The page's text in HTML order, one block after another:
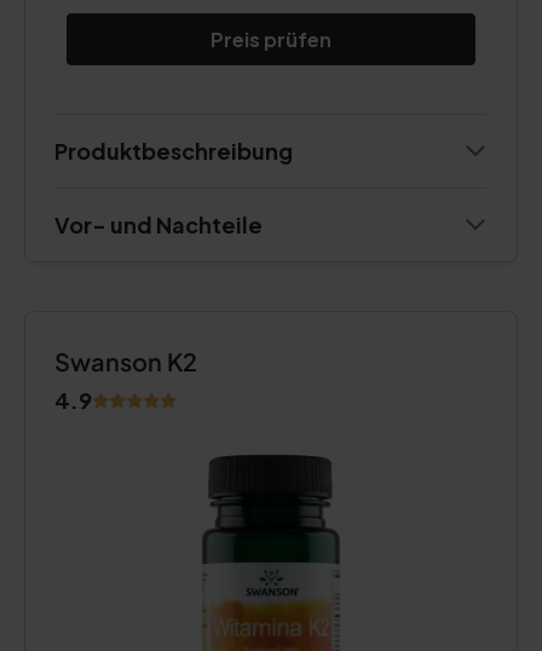
Preis prüfen
Produktbeschreibung
Vor- und Nachteile
Swanson K2
4.9